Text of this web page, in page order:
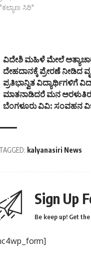
ಸಿರಿ"
ವಿದೇಶಿ ಮಹಿಳೆ ಮೇಲೆ
ದೇಹದಾನಕ್ಕೆ ಪ್ರೇರಣೆ ನೀಡಿದ
ಪ್ರತಿಭಾನ್ವಿತ
ಮಾತನಾಡಿದರೆ ಮನ
ಬೆಂಗಳೂರು ವಿವಿ: ಸಂವಹನ
TAGGED: kalyanasiri News
Sign Up
Be keep up! Get